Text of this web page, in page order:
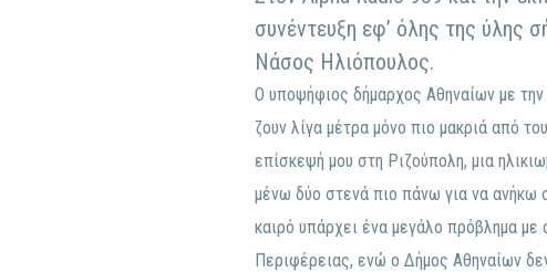
συνέντευξη εφ’ όλης της ύλης
Νάσος Ηλιόπουλος.
Ο υποψήφιος δήμαρχος Αθηναίων με την
ζουν λίγα μέτρα μόνο πιο μακριά από
επίσκεψή μου στη Ριζούπολη, μια
μένω δύο στενά πιο πάνω για να ανήκω
καιρό υπάρχει ένα μεγάλο πρόβλημα με
Περιφέρειας, ενώ ο Δήμος Αθηναίων